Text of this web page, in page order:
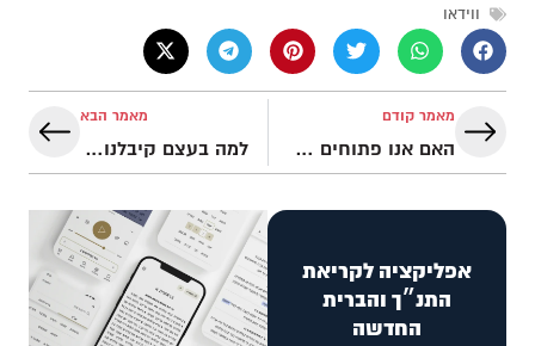
ווידאו
מאמר קודם
האם אנו פתוחים לקבל את המתנה האולטימטיבית? | נושאים תנכיים – נדיבות
מאמר הבא
למה בעצם קיבלנו את תורת משה? | נושאים תנכיים – התורה
אפליקציה לקריאת
התנ״ך והברית
החדשה